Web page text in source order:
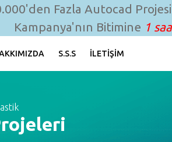
Fazla Autocad
Kampanya'nın Bitimine 1
S.S.S İLETIŞIM